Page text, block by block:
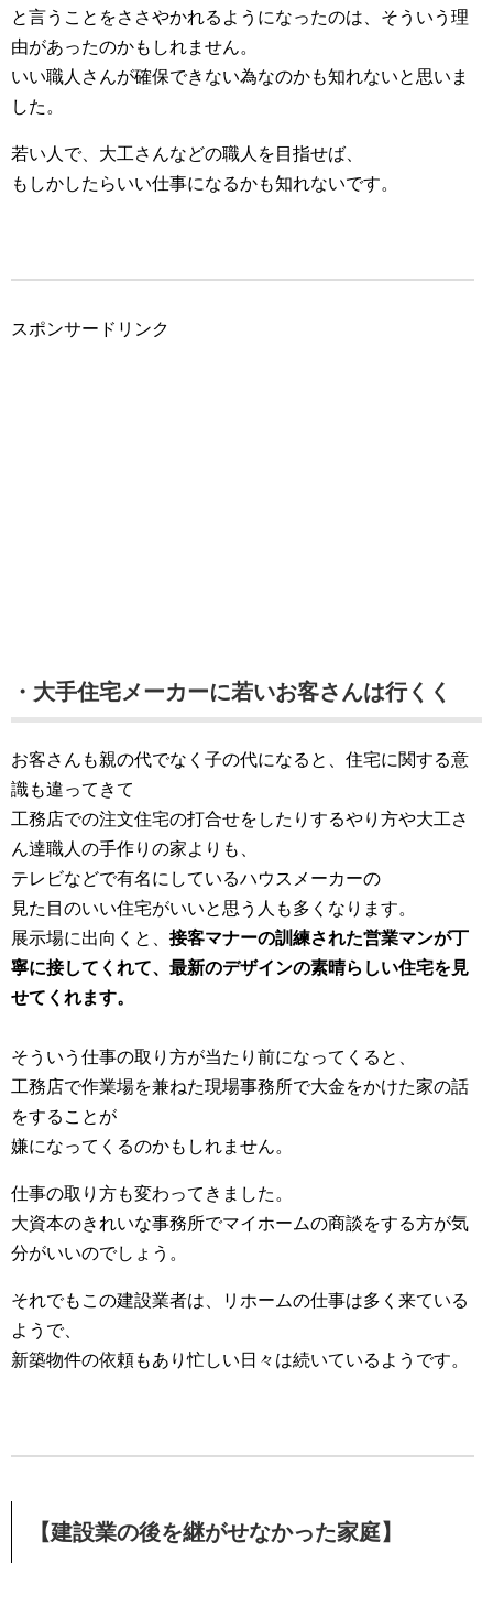
と言うことをささやかれるようになったのは、そういう理
由があったのかもしれません。
いい職人さんが確保できない為なのかも知れないと思いま
した。
若い人で、大工さんなどの職人を目指せば、
もしかしたらいい仕事になるかも知れないです。
スポンサードリンク
・大手住宅メーカーに若いお客さんは行くく
お客さんも親の代でなく子の代になると、住宅に関する意
識も違ってきて
工務店での注文住宅の打合せをしたりするやり方や大工さ
ん達職人の手作りの家よりも、
テレビなどで有名にしているハウスメーカーの
見た目のいい住宅がいいと思う人も多くなります。
展示場に出向くと、 接客マナーの訓練された営業マンが丁
寧に接してくれて、最新のデザインの素晴らしい住宅を見
せてくれます。
そういう仕事の取り方が当たり前になってくると、
工務店で作業場を兼ねた現場事務所で大金をかけた家の話
をすることが
嫌になってくるのかもしれません。
仕事の取り方も変わってきました。
大資本のきれいな事務所でマイホームの商談をする方が気
分がいいのでしょう。
それでもこの建設業者は、リホームの仕事は多く来ている
ようで、
新築物件の依頼もあり忙しい日々は続いているようです。
【建設業の後を継がせなかった家庭】